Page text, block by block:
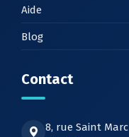
Aide
Blog
Contact
8, rue Saint Marc